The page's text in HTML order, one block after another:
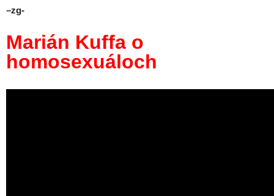
–zg-
Marián Kuffa o
homosexuáloch